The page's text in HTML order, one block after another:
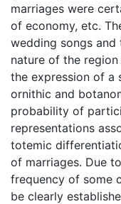
marriages were
of economy, etc.
wedding songs
nature of the
the expression of a
ornithic and
probability of
representations
totemic
of marriages. Due
frequency of some
be clearly